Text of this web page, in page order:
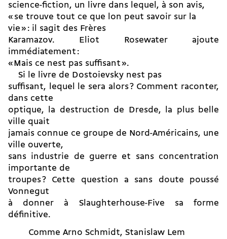
science-fiction, un livre dans lequel, à son avis,
« se trouve tout ce que lon peut savoir sur la
vie » : il sagit des Frères
Karamazov. Eliot Rosewater ajoute
immédiatement :
« Mais ce nest pas suffisant ».
Si le livre de Dostoievsky nest pas
suffisant, lequel le sera alors ? Comment raconter,
dans cette
optique, la destruction de Dresde, la plus belle
ville quait
jamais connue ce groupe de Nord-Américains, une
ville ouverte,
sans industrie de guerre et sans concentration
importante de
troupes ? Cette question a sans doute poussé
Vonnegut
à donner à Slaughterhouse-Five sa forme
définitive.
Comme Arno Schmidt, Stanislaw Lem